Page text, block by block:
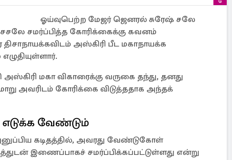
ஓய்வுபெற்ற மேஜர் ஜெனரல் சுரேஷ் சலே
சமர்ப்பித்த கோரிக்கைக்கு கவனம்
திசாநாயக்கவிடம் அஸ்கிரி பீட மகாநாயக்க
மகா விகாரைக்கு வருகை தந்து, தனது
அவரிடம் கோரிக்கை விடுத்ததாக அந்தக்
எடுக்க வேண்டும்
கடிதத்தில், அவரது வேண்டுகோள்
இணைப்பாகச் சமர்ப்பிக்கப்பட்டுள்ளது என்று